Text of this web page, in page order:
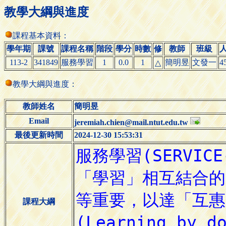
教學大綱與進度
課程基本資料：
學年期
課號 課程名稱 階段 學分 時數 修 教師 班級
113-2
341849 服務學習 1 0.0 1 △ 簡明昱 文發一
教學大綱與進度：
教師姓名
簡明昱
Email
jeremiah.chien@mail.ntut.edu.tw
最後更新時間
2024-12-30 15:53:31
課程大綱